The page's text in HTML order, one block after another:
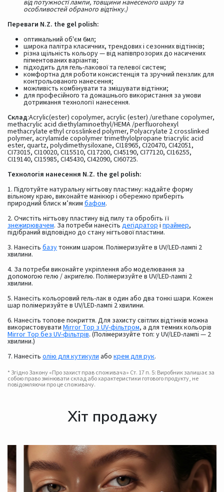
від потужності лампи, товщини нанесеного шару та
особливостей обраного відтінку.)
Переваги N.Z. the gel polish:
оптимальний об'єм 6мл;
широка палітра класичних, трендових і сезонних відтінків;
різна щільність кольору — від напівпрозорих до насичених
пігментованих варіантів;
підходить для гель-лакової та гелевої систем;
комфортна для роботи консистенція та зручний пензлик для
контрольованого нанесення;
можливість комбінувати та змішувати відтінки;
для професійного та домашнього використання за умови
дотримання технології нанесення.
Склад:Acrylic(ester) copolymer, acrylic (ester) /urethane copolymer,
methacrylic acid diethylaminoethyl/HEMA /perfluorohexyl
methacrylate ethyl crosslinked polymer, Polyacrylate 2 crosslinked
polymer, acrylamide copolymer trimethylolpropane triacrylic acid
ester, quartz, polydimethysiloxane, CI18965, CI20470, CI42051,
CI73015, CI10020, CI15510, CI17200, CI45190, CI77120, CI16255,
CI19140, CI15985, CI45430, CI42090, CI60725.
Технологія нанесення N.Z. the gel polish:
1. Підготуйте натуральну нігтьову пластину: надайте форму
вільному краю, виконайте манікюр і обережно приберіть
природний блиск м’яким бафом.
2. Очистіть нігтьову пластину від пилу та обробіть її
знежирювачем. За потреби нанесіть дегідраторі праймер,
підібраний відповідно до стану нігтьової пластини.
3. Нанесіть базутонким шаром. Полімеризуйте в UV/LED-лампі 2
хвилини.
4. За потреби виконайте укріплення або моделювання за
допомогою гелю / акригелю. Полімеризуйте в UV/LED-лампі 2
хвилини.
5. Нанесіть кольоровий гель-лак в один або два тонкі шари. Кожен
шар полімеризуйте в UV/LED-лампі 2 хвилини.
6. Нанесіть топове покриття. Для захисту світлих відтінків можна
використовувати Mirror Top з UV-фільтром, а для темних кольорів
Mirror Top без UV-фільтрів. (Полімеризуйте топ: у UV/LED-лампі — 2
хвилини.)
7. Нанесіть олію для кутикули або крем для рук.
* Згідно Закону «Про захист прав споживача» Ст. 17 п. 5: Виробник залишає за
собою право змінювати склад або характеристики готового продукту, не
повідомляючи про це споживачу.
Хіт продажу